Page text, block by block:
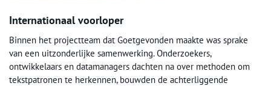
Internationaal voorloper
Binnen het projectteam dat Goetgevonden maakte was sprake
van een uitzonderlijke samenwerking. Onderzoekers,
ontwikkelaars en datamanagers dachten na over methoden om
tekstpatronen te herkennen, bouwden de achterliggende